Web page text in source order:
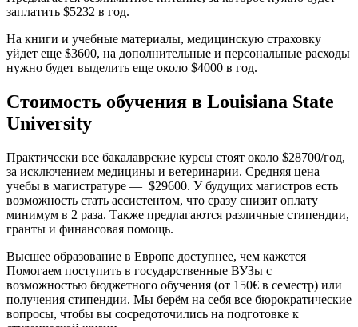
заплатить $5232 в год.
На книги и учебные материалы, медицинскую страховку
уйдет еще $3600, на дополнительные и персональные расходы
нужно будет выделить еще около $4000 в год.
Стоимость обучения в Louisiana State
University
Практически все бакалаврские курсы стоят около $28700/год,
за исключением медицины и ветеринарии. Средняя цена
учебы в магистратуре — $29600. У будущих магистров есть
возможность стать ассистентом, что сразу снизит оплату
минимум в 2 раза. Также предлагаются различные стипендии,
гранты и финансовая помощь.
Высшее образование в Европе доступнее, чем кажется
Помогаем поступить в государственные ВУЗы с
возможностью бюджетного обучения (от 150€ в семестр) или
получения стипендии. Мы берём на себя все бюрократические
вопросы, чтобы вы сосредоточились на подготовке к